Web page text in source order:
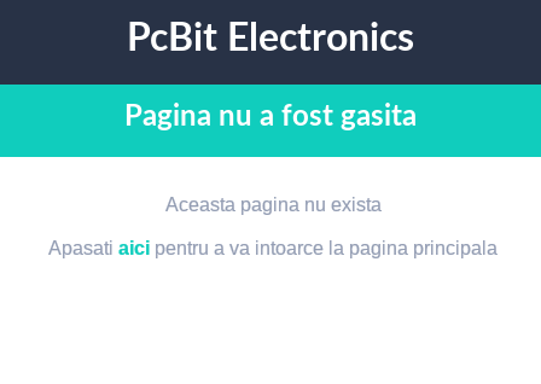
PcBit Electronics
Pagina nu a fost gasita
Aceasta pagina nu exista
Apasatiaici pentru a va intoarce la pagina principala